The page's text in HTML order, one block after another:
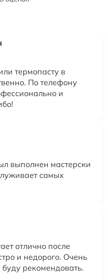
термопасту в
По телефону
и
выполнен мастерски
самых
отлично после
и недорого. Очень
рекомендовать.